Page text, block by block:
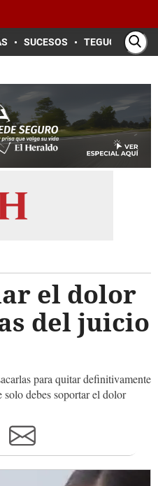
SUCESOS TEGUCIGALPA
el dolor
del juicio
para quitar definitivamente
solo debes soportar el dolor